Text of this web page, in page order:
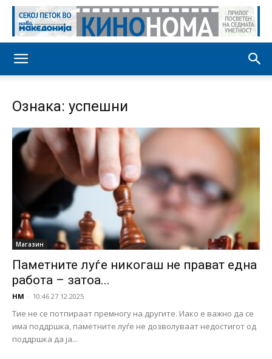
Ознака: успешни
Магазин
Паметните луѓе никогаш не прават една
работa – затоа...
НМ - 10:46 27.12.2025
Тие не се потпираат премногу на другите. Иако е важно да се
има поддршка, паметните луѓе не дозволуваат недостигот од
поддршка да ја...